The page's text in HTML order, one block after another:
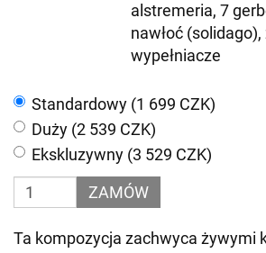
alstremeria, 7
nawłoć
wypełniacze
Standardowy (1 699 CZK)
Duży (2 539 CZK)
Ekskluzywny (3 529 CZK)
ZAMÓW
Ta kompozycja zachwyca żywymi